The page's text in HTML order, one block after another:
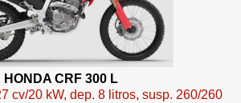
HONDA CRF 300 L
cv/20 kW, dep. 8 litros, susp. 260/260